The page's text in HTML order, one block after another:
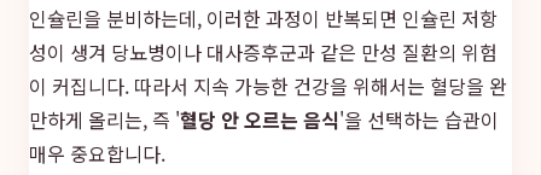
인슐린을 분비하는데, 이러한 과정이 반복되면 인슐린 저항
성이 생겨 당뇨병이나 대사증후군과 같은 만성 질환의 위험
이 커집니다. 따라서 지속 가능한 건강을 위해서는 혈당을 완
만하게 올리는, 즉 '혈당 안 오르는 음식'을 선택하는 습관이
매우 중요합니다.